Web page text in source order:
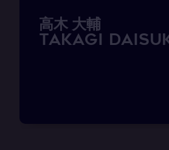
高木 大輔
TAKAGI Daisu